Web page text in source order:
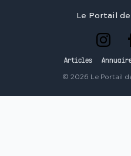
Le Portail
Articles
© 2026 Le Portail